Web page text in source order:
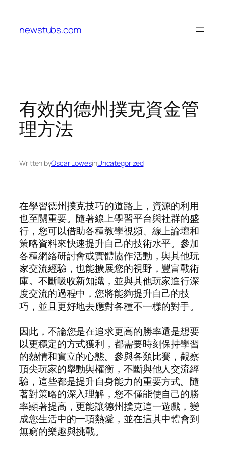
content
newstubs.com
有效的德州撲克資金管
理方法
Written byOscar LowesinUncategorized
在學習德州撲克技巧的道路上，資源的利用
也至關重要。隨著線上學習平台與社群的盛
行，您可以借助各種教學視頻、線上論壇和
策略資料來快速提升自己的技術水平。參加
各種網絡研討會或實體協作活動，與其他玩
家交流經驗，也能擴展您的視野，豐富戰術
庫。不斷吸收新知識，並與其他玩家進行深
度交流的過程中，您將能夠提升自己的技
巧，並且更好地去應對各種不一樣的對手。
因此，不論您是在追求更高的勝率還是想要
以更穩定的方式獲利，都需要時刻保持學習
的熱情和實立的心態。參與各類比賽，觀察
頂尖玩家的舉動與權衡，不斷與他人交流經
驗，這些都是提升自身能力的重要方式。隨
著對策略的深入理解，您不僅能使自己的勝
率顯著提高，更能讓德州撲克這一遊戲，變
成您生活中的一項熱愛，並在這其中體會到
無窮的樂趣與挑戰。